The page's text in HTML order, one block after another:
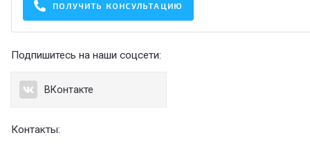
ПОЛУЧИТЬ КОНСУЛЬТАЦИЮ
Подпишитесь на наши соцсети:
ВКонтакте
Контакты: